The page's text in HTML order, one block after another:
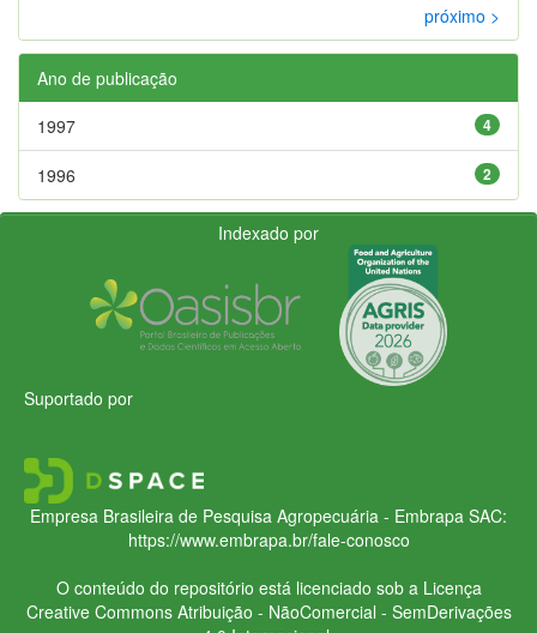
próximo >
Ano de publicação
4
1997
2
1996
Indexado por
Suportado por
Empresa Brasileira de Pesquisa Agropecuária - Embrapa SAC:
https://www.embrapa.br/fale-conosco
O conteúdo do repositório está licenciado sob a Licença
Creative CommonsAtribuição - NãoComercial - SemDerivações